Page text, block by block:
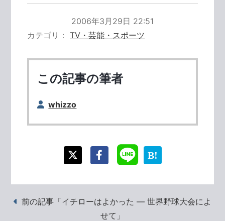
2006年3月29日 22:51
カテゴリ
TV・芸能・スポーツ
この記事の筆者
whizzo
前の記事「イチローはよかった ― 世界野球大会によ
せて」